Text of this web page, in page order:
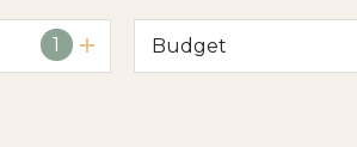
1 Budget